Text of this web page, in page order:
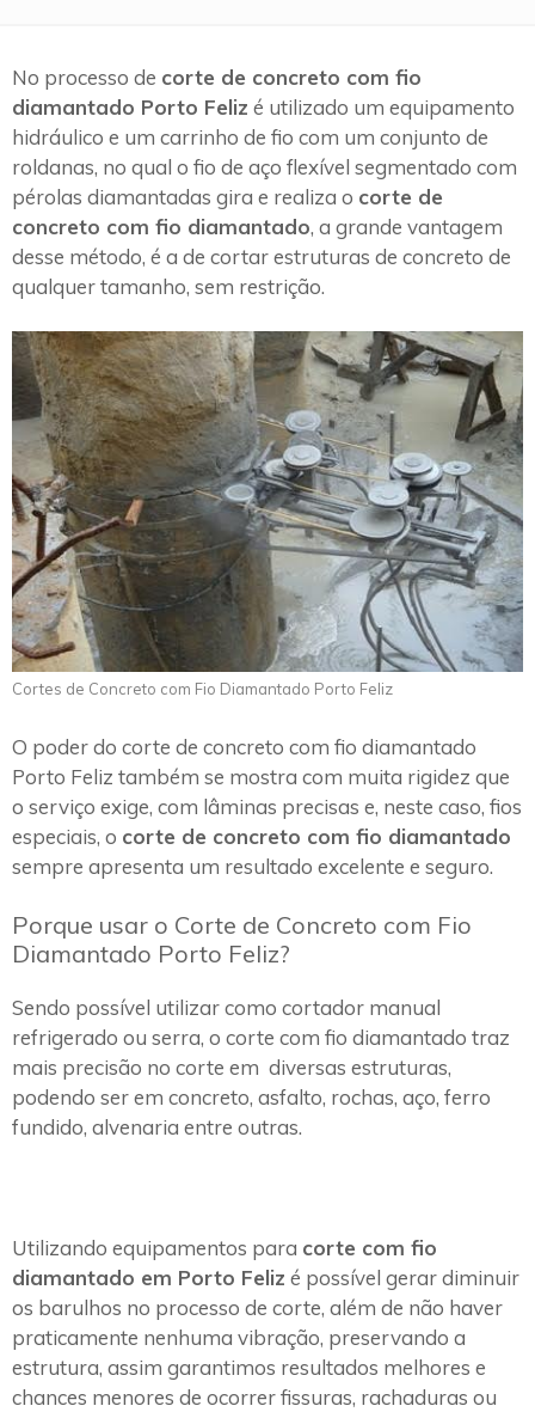
No processo de corte de concreto com fio
diamantado Porto Feliz é utilizado um equipamento
hidráulico e um carrinho de fio com um conjunto de
roldanas, no qual o fio de aço flexível segmentado com
pérolas diamantadas gira e realiza o corte de
concreto com fio diamantado, a grande vantagem
desse método, é a de cortar estruturas de concreto de
qualquer tamanho, sem restrição.
Cortes de Concreto com Fio Diamantado Porto Feliz
O poder do corte de concreto com fio diamantado
Porto Feliz também se mostra com muita rigidez que
o serviço exige, com lâminas precisas e, neste caso, fios
especiais, o corte de concreto com fio diamantado
sempre apresenta um resultado excelente e seguro.
Porque usar o Corte de Concreto com Fio
Diamantado Porto Feliz?
Sendo possível utilizar como cortador manual
refrigerado ou serra, o corte com fio diamantado traz
mais precisão no corte em diversas estruturas,
podendo ser em concreto, asfalto, rochas, aço, ferro
fundido, alvenaria entre outras.
Utilizando equipamentos para corte com fio
diamantado em Porto Feliz é possível gerar diminuir
os barulhos no processo de corte, além de não haver
praticamente nenhuma vibração, preservando a
estrutura, assim garantimos resultados melhores e
chances menores de ocorrer fissuras, rachaduras ou